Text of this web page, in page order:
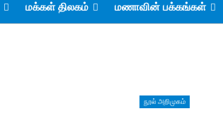
மக்கள் திலகம் மணாவின் பக்கங்கள்
நூல் அறிமுகம்